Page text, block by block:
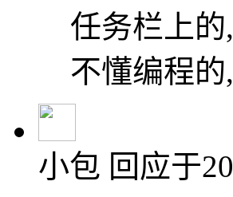
任务栏上
不懂编程
小包 回应于